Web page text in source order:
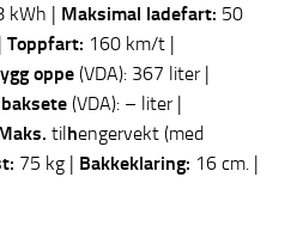
kWh | Maksimal ladefart: 50
Toppfart: 160 km/t |
oppe (VDA): 367 liter |
(VDA): – liter |
tilhengervekt (med
75 kg | Bakkeklaring: 16 cm. |